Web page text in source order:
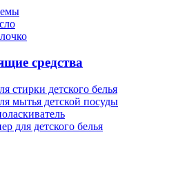
средства
стирки детского белья
мытья детской посуды
для детского белья